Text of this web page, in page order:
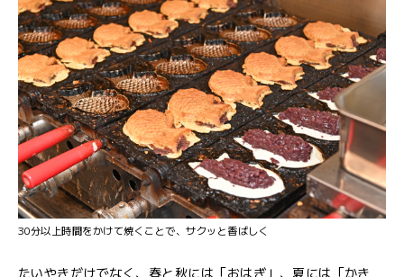
30分以上時間をかけて焼くことで、サクッと香ばしく
たいやきだけでなく、春と秋には「おはぎ」、夏には「かき